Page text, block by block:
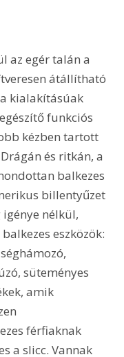
az egér talán a
átállítható
kialakításúak
funkciós
kézben tartott
és ritkán, a
balkezes
billentyűzet
nélkül,
eszközök:
süteményes
amik
férfiaknak
a slicc. Vannak